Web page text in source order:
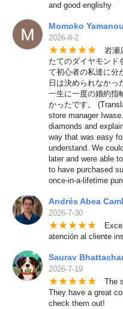
and good englishy
Momoko
2026-8-2
★★★★★ 岩瀬
たてのダイヤモンド
て初心者の私達に分
日は決められなかっ
一生に一度の婚約指
かったです。
store manager
diamonds and
way that was easy
understand. We
later and were able
to have purchased
once-in-a-lifetime
Andrés Abea
2026-7-30
★★★★★
atención al cliente
Saurav
2026-7-19
★★★★★ The
They have a great
check them out!